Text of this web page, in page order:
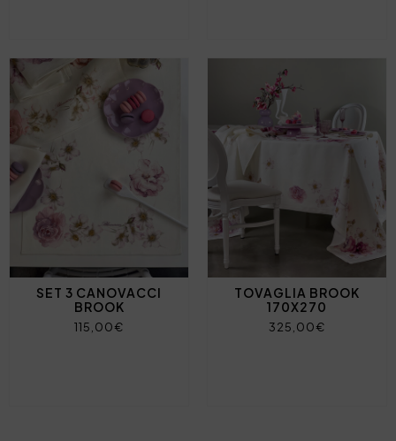
SET 3 CANOVACCI
BROOK
115,00€
TOVAGLIA BROOK
170X270
325,00€